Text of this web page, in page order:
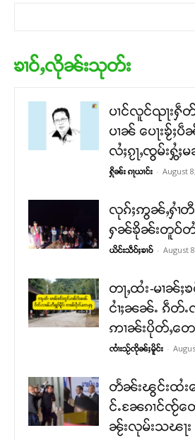
ၶၢဝ်ႇလိုၼ်းသုတ်း
ပၢင်လူင်ၺႃးႁဵတ်း
ပၢၼ် ​​ပေႃးၶႂ်ႈပဵ
လႆႈၵႂႃႇၸွမ်းႁွႆႈ
ႁိုၼ်း ၵႃယၢင်း - August
လုၵ်ႈဢွၼ်ႇႁၢႆတီ
ႁၼ်ၶိုၼ်းတူဝ်တၢႆ
ယိင်းသဵဝ်ႈၶၢဝ် - August
တႃႇထႆး-မၢၼ်ႈ
ငၢႆႈၼၼ်ႉ ၵဵတ်ႉ
ဢၢၼ်းပိုတ်ႇတေႉ
ၸၢႆးသႂ်ၸိုၼ်ႈမိူင်း -
တႅၼ်းၽွင်းထႆးၵ
င်ႉၼႄၵၢင်ၸႂ်တ
ၼႂ်းလုမ်းသၽႃး